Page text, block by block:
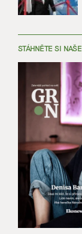
STÁHNĚTE SI